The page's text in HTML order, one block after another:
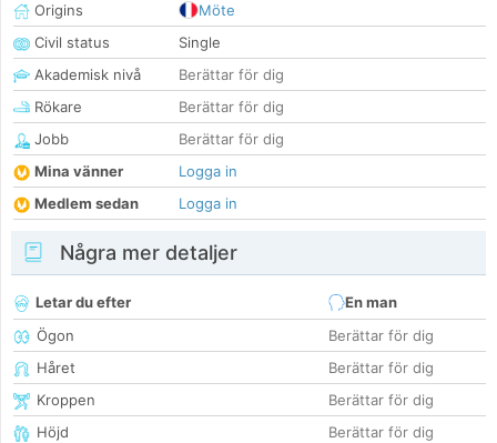
Origins
Möte
Civil status
Single
Akademisk nivå
Berättar för dig
Rökare
Berättar för dig
Jobb
Berättar för dig
Mina vänner
Logga in
Medlem sedan
Logga in
Några mer detaljer
Letar du efter
En man
Ögon
Berättar för dig
Håret
Berättar för dig
Kroppen
Berättar för dig
Höjd
Berättar för dig